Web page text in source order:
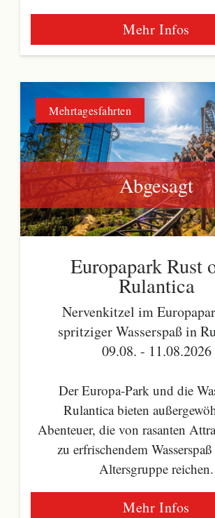
Mehr Infos
Abgesagt
Mehrtagesfahrten
Europapark Rust
Rulantica
Nervenkitzel im
spritziger Wasserspaß in
09.08. - 11.08.2026
Der Europa-Park und die
Rulantica bieten
Abenteuer, die von rasanten
zu erfrischendem
Altersgruppe reichen.
Mehr Infos